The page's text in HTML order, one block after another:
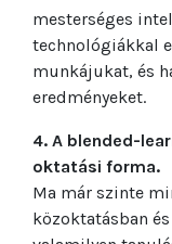
mesterséges
technológiákkal
munkájukat, és
eredményeket.
4. A blended-
oktatási forma.
Ma már szinte
közoktatásban